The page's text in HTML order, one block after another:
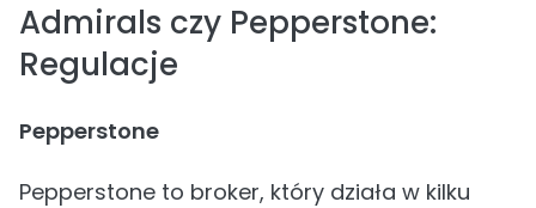
Admirals czy Pepperstone:
Regulacje
Pepperstone
Pepperstone to broker, który działa w kilku